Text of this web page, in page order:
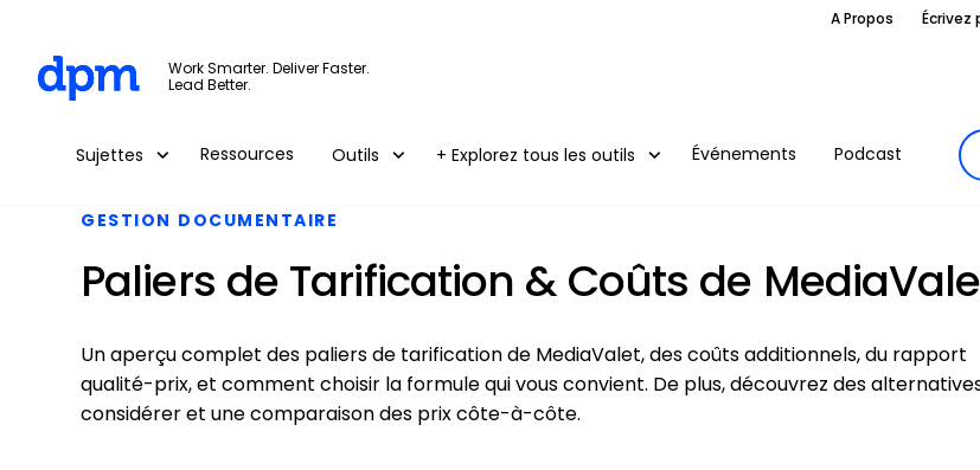
Skip to main content
A Propos Écrivez
Work Smarter. Deliver Faster.
Lead Better.
Sujettes Ressources Outils + Explorez tous les outils Événements Podcast
GESTION DOCUMENTAIRE
Paliers de Tarification & Coûts de
Un aperçu complet des paliers de tarification de MediaValet, des coûts additionnels, du rapport
qualité-prix, et comment choisir la formule qui vous convient. De plus, découvrez des
considérer et une comparaison des prix côte-à-côte.